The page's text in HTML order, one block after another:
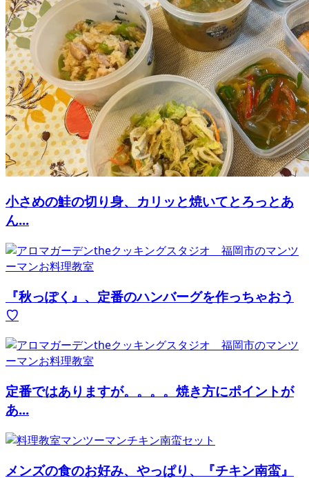
小さめの鮭の切り身、カリッと焼いてとろっとあ
ん...
『秋っぽく』、定番のハンバーグを作っちゃおう
♡
定番ではありますが。。。。焼き方にポイントが
あ...
メンズの食のお好み、やっぱり、『チキン南蛮』